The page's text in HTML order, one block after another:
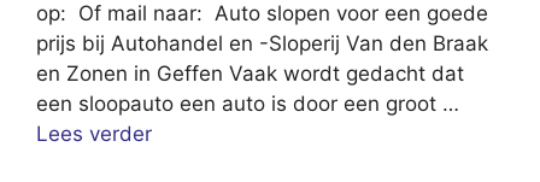
op: Of mail naar: Auto slopen voor een goede
prijs bij Autohandel en -Sloperij Van den Braak
en Zonen in Geffen Vaak wordt gedacht dat
een sloopauto een auto is door een groot …
Lees verder